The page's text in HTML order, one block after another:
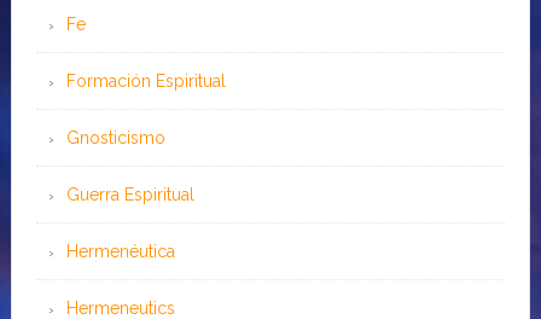
Fe
Formación Espiritual
Gnosticismo
Guerra Espiritual
Hermenéutica
Hermeneutics